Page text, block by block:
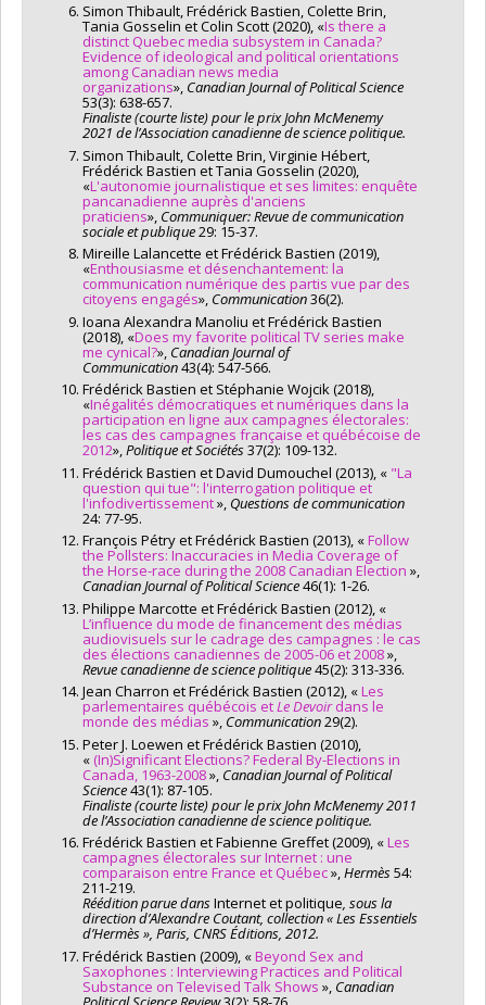
Simon Thibault, Frédérick Bastien, Colette Brin,
Tania Gosselin et Colin Scott (2020), «Is there a
distinct Quebec media subsystem in Canada?
Evidence of ideological and political orientations
among Canadian news media
organizations», Canadian Journal of Political Science
53(3): 638-657.
Finaliste (courte liste) pour le prix John McMenemy
2021 de l’Association canadienne de science politique.
Simon Thibault, Colette Brin, Virginie Hébert,
Frédérick Bastien et Tania Gosselin (2020),
«L'autonomie journalistique et ses limites: enquête
pancanadienne auprès d'anciens
praticiens», Communiquer: Revue de communication
sociale et publique29: 15-37.
Mireille Lalancette et Frédérick Bastien (2019),
«Enthousiasme et désenchantement: la
communication numérique des partis vue par des
citoyens engagés», Communication36(2).
Ioana Alexandra Manoliu et Frédérick Bastien
(2018), «Does my favorite political TV series make
me cynical?», Canadian Journal of
Communication43(4): 547-566.
Frédérick Bastien et Stéphanie Wojcik (2018),
«Inégalités démocratiques et numériques dans la
participation en ligne aux campagnes électorales:
les cas des campagnes française et québécoise de
2012»,Politique et Sociétés37(2): 109-132.
Frédérick Bastien et David Dumouchel (2013), « "La
question qui tue": l'interrogation politique et
l'infodivertissement», Questions de communication
24: 77-95.
François Pétry et Frédérick Bastien (2013), «Follow
the Pollsters: Inaccuracies in Media Coverage of
the Horse-race during the 2008 Canadian Election »,
Canadian Journal of Political Science46(1): 1-26.
Philippe Marcotte et Frédérick Bastien (2012), «
L’influence du mode de financement des médias
audiovisuels sur le cadrage des campagnes : le cas
des élections canadiennes de 2005-06 et 2008»,
Revue canadienne de science politique45(2): 313-336.
Jean Charron et Frédérick Bastien (2012), «Les
parlementaires québécois etLe Devoirdans le
monde des médias », Communication29(2).
Peter J. Loewen et Frédérick Bastien (2010),
« (In)Significant Elections? Federal By-Elections in
Canada, 1963-2008», Canadian Journal of Political
Science43(1): 87-105.
Finaliste (courte liste) pour le prix John McMenemy 2011
de l’Association canadienne de science politique.
Frédérick Bastien et Fabienne Greffet (2009), «Les
campagnes électorales sur Internet : une
comparaison entre France et Québec»,Hermès54:
211-219.
Réédition parue dansInternet et politique, sous la
direction d’Alexandre Coutant, collection « Les Essentiels
d’Hermès », Paris, CNRS Éditions, 2012.
Frédérick Bastien (2009), «Beyond Sex and
Saxophones : Interviewing Practices and Political
Substance on Televised Talk Shows », Canadian